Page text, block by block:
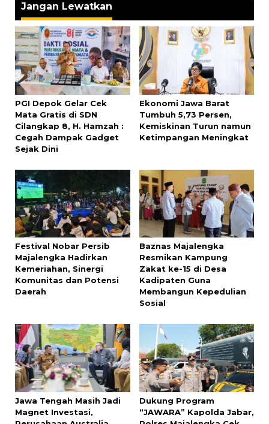
Jangan Lewatkan
PGI Depok Gelar Cek
Mata Gratis di SDN
Cilangkap 8, H. Hamzah :
Cegah Dampak Gadget
Sejak Dini
Ekonomi Jawa Barat
Tumbuh 5,73 Persen,
Kemiskinan Turun namun
Ketimpangan Meningkat
Festival Nobar Persib
Majalengka Hadirkan
Kemeriahan, Sinergi
Komunitas dan Potensi
Daerah
Baznas Majalengka
Resmikan Kampung
Zakat ke-15 di Desa
Kadipaten Guna
Membangun Kepedulian
Sosial
Jawa Tengah Masih Jadi
Magnet Investasi,
Dukung Program
“JAWARA” Kapolda Jabar,